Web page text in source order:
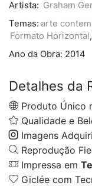
Artista: Graham
Temas: arte
Formato Horizontal,
Ano da Obra: 2014
Detalhes da
Produto Único
Qualidade e
Imagens
Reprodução
Impressa em
Giclée com